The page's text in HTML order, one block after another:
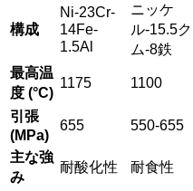
構成
Ni-23Cr-
14Fe-
1.5Al
ニッケ
ル-15.5
ム-8鉄
最高温
度 (°C)
1175 1100
引張
(MPa)
655 550-655
主な強
み
耐酸化性 耐食性